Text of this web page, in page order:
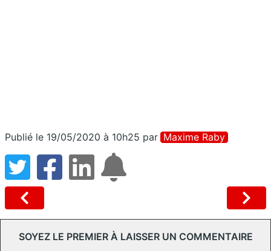
Publié le 19/05/2020 à 10h25 par Maxime Raby
SOYEZ LE PREMIER À LAISSER UN COMMENTAIRE